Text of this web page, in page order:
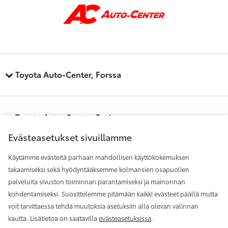
Toyota Auto-Center, Forssa
Toyota Auto-Center, Pori
Toyota Auto-Center, Raisio
Toyota Auto-Center, Rauma
Evästeasetukset sivuillamme
Käytämme evästeitä parhaan mahdollisen käyttökokemuksen
takaamiseksi sekä hyödyntääksemme kolmansien osapuolien
palveluita sivuston toiminnan parantamiseksi ja mainonnan
kohdentamiseksi. Suosittelemme pitämään kaikki evästeet päällä mutta
voit tarvittaessa tehdä muutoksia asetuksiin alla olevan valinnan
kautta. Lisätietoa on saatavilla evästeasetuksissa.